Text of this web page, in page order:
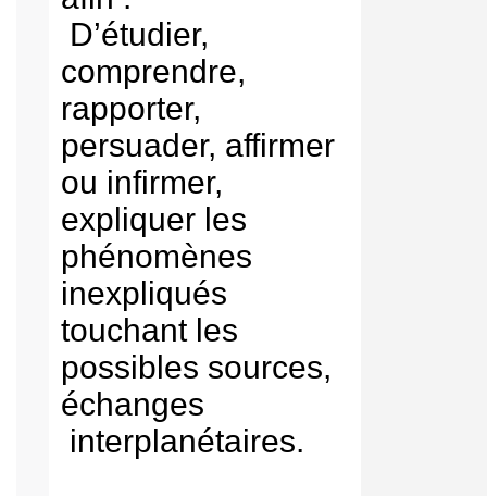
D’étudier,
comprendre,
rapporter,
persuader, affirmer
ou infirmer,
expliquer les
phénomènes
inexpliqués
touchant les
possibles sources,
échanges
interplanétaires.